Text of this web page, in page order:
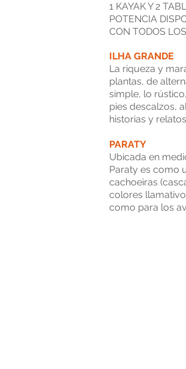
1 KAYAK Y 2
POTENCIA
CON TODOS
ILHA GRANDE
La riqueza y
plantas, de
simple, lo
pies descalzos,
historias y
PARATY
Ubicada en
Paraty es como
cachoeiras
colores
como para los